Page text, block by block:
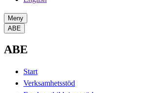
Meny
ABE
ABE
Start
Verksamhetsstöd